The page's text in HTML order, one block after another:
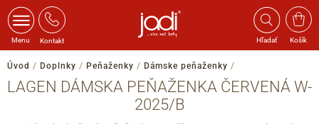
Menu Kontakt Hľadať Košík
Úvod / Doplnky / Peňaženky / Dámske peňaženky /
LAGEN DÁMSKA PEŇAŽENKA ČERVENÁ W-
2025/B